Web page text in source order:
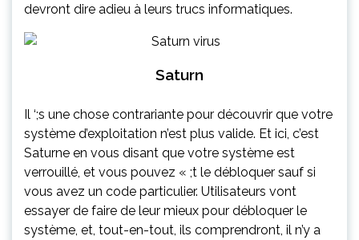
devront dire adieu à leurs trucs informatiques.
Saturn
Il ‘;s une chose contrariante pour découvrir que votre
système d’exploitation n’est plus valide. Et ici, c’est
Saturne en vous disant que votre système est
verrouillé, et vous pouvez « ;t le débloquer sauf si
vous avez un code particulier. Utilisateurs vont
essayer de faire de leur mieux pour débloquer le
système, et, tout-en-tout, ils comprendront, il n’y a